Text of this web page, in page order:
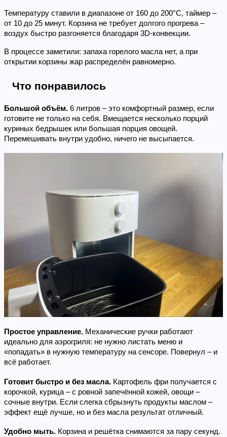
Температуру ставили в диапазоне от 160 до 200°C, таймер –
от 10 до 25 минут. Корзина не требует долгого прогрева –
воздух быстро разгоняется благодаря 3D-конвекции.
В процессе заметили: запаха горелого масла нет, а при
открытии корзины жар распределён равномерно.
Что понравилось
Большой объём. 6 литров – это комфортный размер, если
готовите не только на себя. Вмещается несколько порций
куриных бедрышек или большая порция овощей.
Перемешивать внутри удобно, ничего не высыпается.
Простое управление. Механические ручки работают
идеально для аэрогриля: не нужно листать меню и
«попадать» в нужную температуру на сенсоре. Повернул – и
всё работает.
Готовит быстро и без масла. Картофель фри получается с
корочкой, курица – с ровной запечённой кожей, овощи –
сочные внутри. Если слегка сбрызнуть продукты маслом –
эффект ещё лучше, но и без масла результат отличный.
Удобно мыть. Корзина и решётка снимаются за пару секунд.